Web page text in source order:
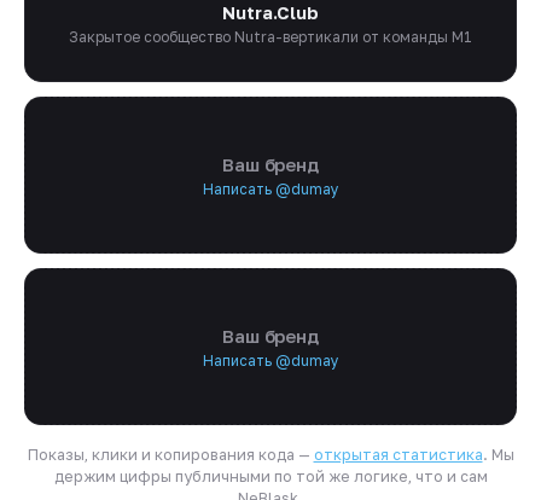
Nutra.Club
Закрытое сообщество Nutra-вертикали от команды M1
Ваш бренд
Написать @dumay
Ваш бренд
Написать @dumay
Показы, клики и копирования кода — открытая статистика. Мы
держим цифры публичными по той же логике, что и сам